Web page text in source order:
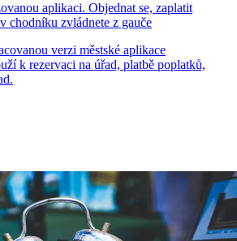
aplikaci. Objednat se, zaplatit
chodníku zvládnete z gauče
verzi městské aplikace
k rezervaci na úřad, platbě poplatků,